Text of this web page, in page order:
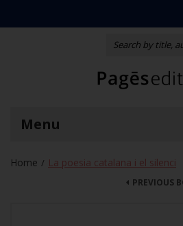
Menu
Home / La poesia catalana i el silenci
PREVIOUS